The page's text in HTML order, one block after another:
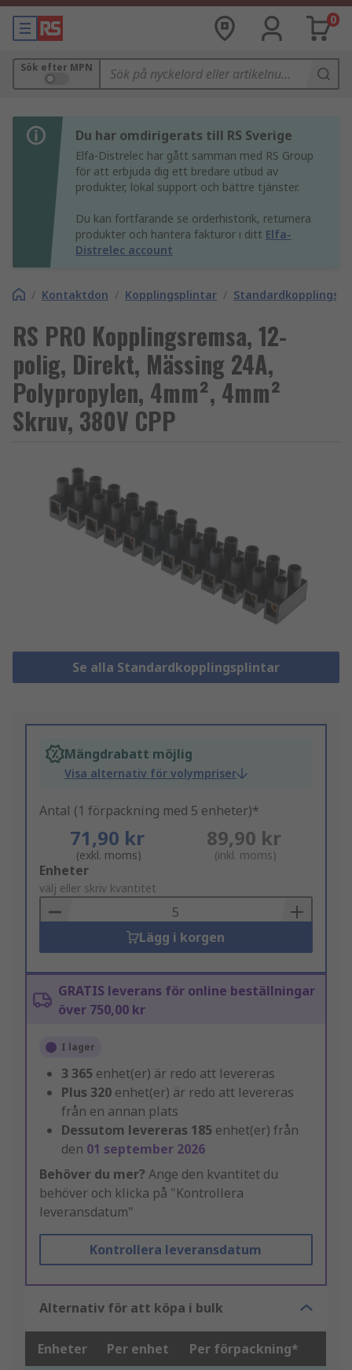
0
Sök efter MPN
Du har omdirigerats till RS Sverige
Elfa-Distrelec har gått samman med RS Group
för att erbjuda dig ett bredare utbud av
produkter, lokal support och bättre tjänster.
Du kan fortfarande se orderhistorik, returnera
produkter och hantera fakturor i ditt Elfa-
Distrelec account
/ Kontaktdon / Kopplingsplintar /
RS PRO Kopplingsremsa, 12-
polig, Direkt, Mässing 24A,
Polypropylen, 4mm², 4mm²
Skruv, 380V CPP
Se alla Standardkopplingsplintar
Mängdrabatt möjlig
Visa alternativ för volympriser
Antal (1 förpackning med 5 enheter)*
71,90 kr
(exkl. moms)
89,90 kr
(inkl. moms)
Add
to
Basket
Enheter
välj eller skriv kvantitet
Lägg i korgen
GRATIS leverans för online beställningar
över 750,00 kr
I lager
3 365 enhet(er) är redo att levereras
Plus 320 enhet(er) är redo att levereras
från en annan plats
Dessutom levereras 185 enhet(er) från
den 01 september 2026
Behöver du mer? Ange den kvantitet du
behöver och klicka på "Kontrollera
leveransdatum"
Kontrollera leveransdatum
Alternativ för att köpa i bulk
Enheter Per enhet Per förpackning*